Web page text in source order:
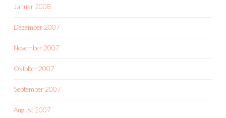
Januar 2008
Dezember 2007
November 2007
Oktober 2007
September 2007
August 2007